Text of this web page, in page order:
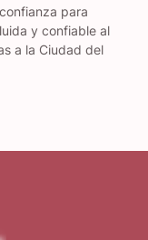
para
y confiable al
a la Ciudad del